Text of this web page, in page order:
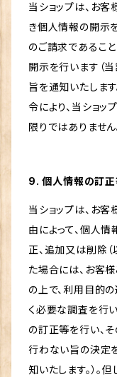
当ショップは、お
き個人情報の開示
のご請求であるこ
開示を行います（
旨を通知いたしま
令により、当ショ
限りではありません
9. 個人情報の訂正
当ショップは、お
由によって、個人
正、追加又は削除（
た場合には、お客
の上で、利用目的
く必要な調査を行
の訂正等を行い、
行わない旨の決定
知いたします。）。